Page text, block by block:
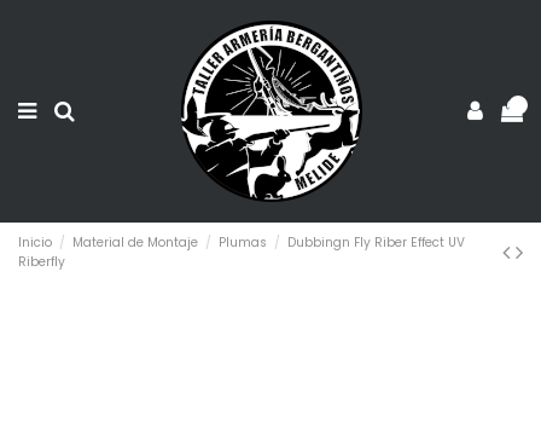
Inicio Material de Montaje Plumas
Dubbingn Fly Riber Effect UV
Riberfly